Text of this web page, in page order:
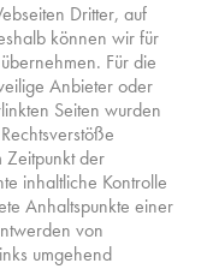
Dritter, auf
können wir für
Für die
Anbieter oder
Seiten wurden
Zeitpunkt der
inhaltliche Kontrolle
Anhaltspunkte einer
von
umgehend